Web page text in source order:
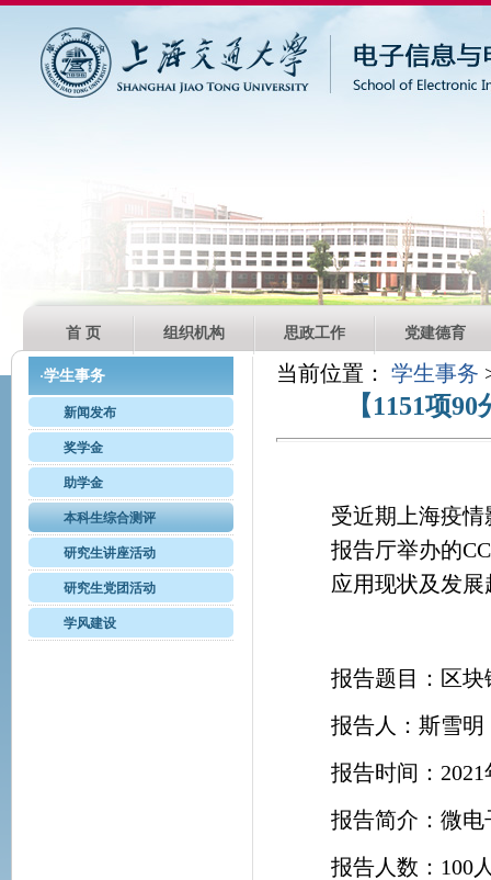
首 页 组织机构 思政工作 党建德育
·学生事务
新闻发布
奖学金
助学金
本科生综合测评
研究生讲座活动
研究生党团活动
学风建设
当前位置：学生事务
【1151项
受近期上海疫情
报告厅举办的
应用现状及发
报告题目：区
报告人：斯雪明
报告时间：2021
报告简介：微电
报告人数：100